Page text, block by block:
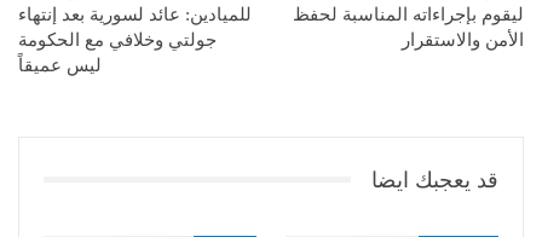
ليقوم بإجراءاته المناسبة لحفظ
الأمن والاستقرار
للميادين: عائد لسورية بعد إنتهاء
جولتي وخلافي مع الحكومة
ليس عميقاً
قد يعجبك ايضا